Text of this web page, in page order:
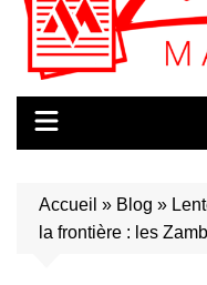
Accueil » Blog »
la frontière : les